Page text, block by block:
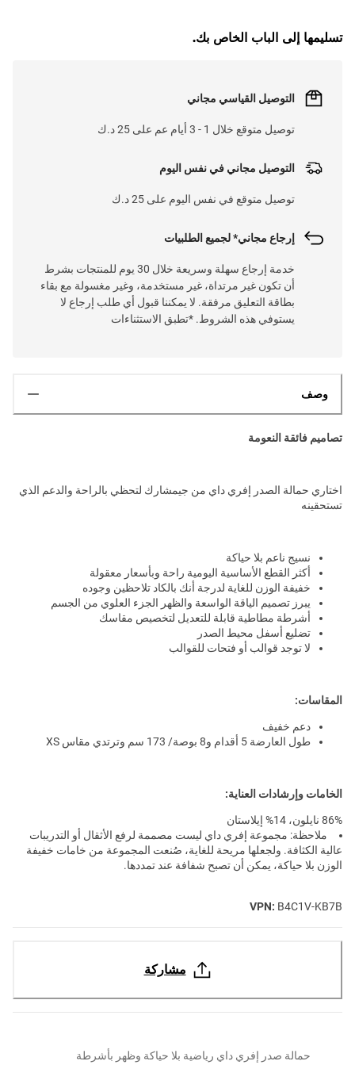
تسليمها إلى الباب الخاص بك.
التوصيل القياسي مجاني
توصيل متوقع خلال 1 - 3 أيام عم على 25 د.ك
التوصيل مجاني في نفس اليوم
توصيل متوقع في نفس اليوم على 25 د.ك
إرجاع مجاني* لجميع الطلبيات
خدمة إرجاع سهلة وسريعة خلال 30 يوم للمنتجات بشرط
أن تكون غير مرتداة، غير مستخدمة، وغير مغسولة مع بقاء
بطاقة التعليق مرفقة. لا يمكننا قبول أي طلب إرجاع لا
يستوفي هذه الشروط. *تطبق الاستثناءات
وصف
تصاميم فائقة النعومة
اختاري حمالة الصدر إفري داي من جيمشارك لتحظي بالراحة والدعم الذي
تستحقينه
نسيج ناعم بلا حياكة
أكثر القطع الأساسية اليومية راحة وبأسعار معقولة
خفيفة الوزن للغاية لدرجة أنك بالكاد تلاحظين وجوده
يبرز تصميم الياقة الواسعة والظهر الجزء العلوي من الجسم
أشرطة مطاطية قابلة للتعديل لتخصيص مقاسك
تضليع أسفل محيط الصدر
لا توجد قوالب أو فتحات للقوالب
المقاسات:
دعم خفيف
طول العارضة 5 أقدام و8 بوصة/ 173 سم وترتدي مقاس XS
الخامات وإرشادات العناية:
86% نايلون، 14% إيلاستان
ملاحظة: مجموعة إفري داي ليست مصممة لرفع الأثقال أو التدريبات
عالية الكثافة. ولجعلها مريحة للغاية، صُنعت المجموعة من خامات خفيفة
الوزن بلا حياكة، يمكن أن تصبح شفافة عند تمددها.
VPN: B4C1V-KB7B
مشاركة
حمالة صدر إفري داي رياضية بلا حياكة وظهر بأشرطة